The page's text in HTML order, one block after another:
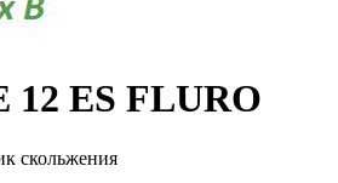
12 ES FLURO
скольжения